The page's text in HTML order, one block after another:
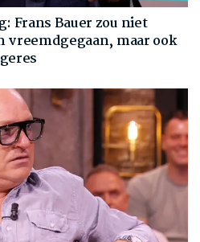
Frans Bauer zou niet
vreemdgegaan, maar ook